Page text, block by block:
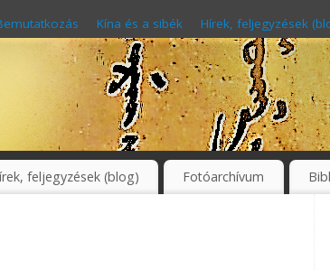
Kína és a sibék Hírek, feljegyzések
feljegyzések (blog) Fotóarchívum